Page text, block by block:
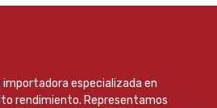
importadora especializada en
rendimiento. Representamos